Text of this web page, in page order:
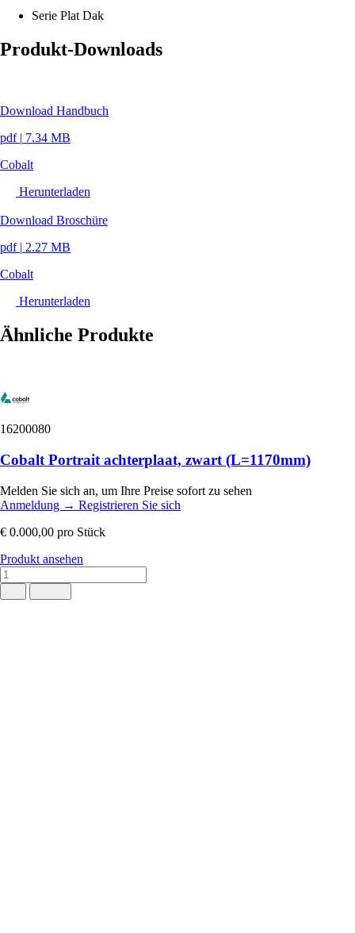
Serie Plat Dak
Produkt-Downloads
Download Handbuch
pdf | 7.34 MB
Cobalt
Herunterladen
Download Broschüre
pdf | 2.27 MB
Cobalt
Herunterladen
Ähnliche Produkte
16200080
Cobalt Portrait achterplaat, zwart (L=1170mm)
Melden Sie sich an, um Ihre Preise sofort zu sehen
Anmeldung → Registrieren Sie sich
€ 0.000,00 pro Stück
Produkt ansehen